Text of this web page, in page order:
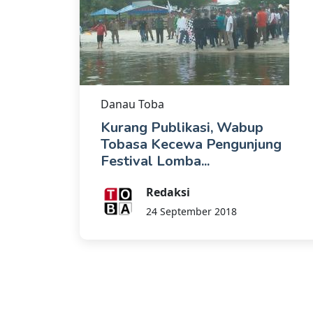
Danau Toba
Kurang Publikasi, Wabup
Tobasa Kecewa Pengunjung
Festival Lomba...
Redaksi
24 September 2018